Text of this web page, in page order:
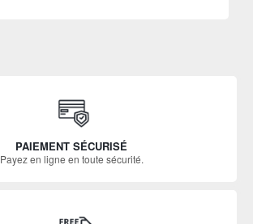
PAIEMENT SÉCURISÉ
Payez en ligne en toute sécurité.